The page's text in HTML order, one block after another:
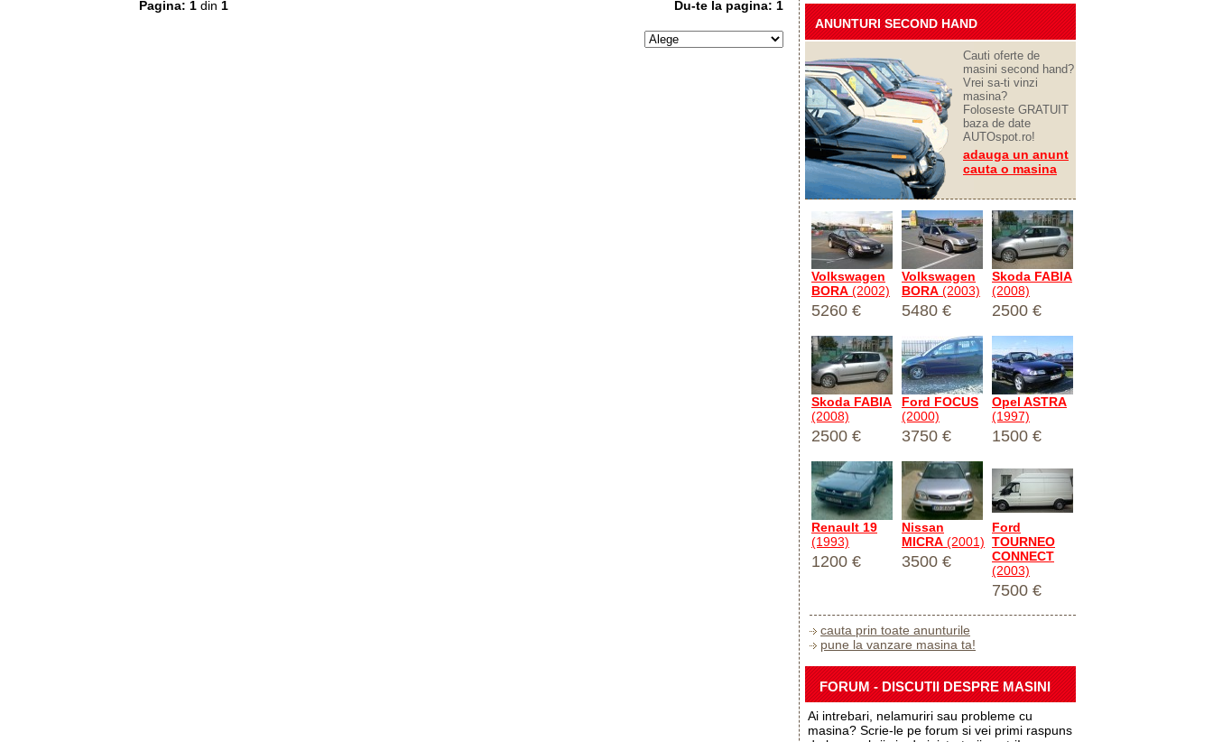
Pagina: 1 din 1 Du-te la pagina: 1
ANUNTURI SECOND HAND
Cauti oferte de
masini second hand?
Vrei sa-ti vinzi
masina?
Foloseste GRATUIT
baza de date
AUTOspot.ro!
adauga un anunt
cauta o masina
Volkswagen
BORA (2002)
5260 €
Volkswagen
BORA (2003)
5480 €
Skoda FABIA
(2008)
2500 €
Skoda FABIA
(2008)
2500 €
Ford FOCUS
(2000)
3750 €
Opel ASTRA
(1997)
1500 €
Renault 19
(1993)
1200 €
Nissan
MICRA (2001)
3500 €
Ford
TOURNEO
CONNECT
(2003)
7500 €
cauta prin toate anunturile
pune la vanzare masina ta!
FORUM - DISCUTII DESPRE MASINI
Ai intrebari, nelamuriri sau probleme cu
masina? Scrie-le pe forum si vei primi raspuns